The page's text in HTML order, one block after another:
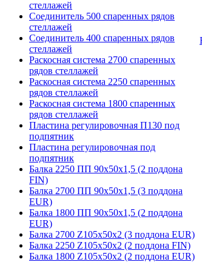
стеллажей
Соединитель 500 спаренных рядов
стеллажей
Соединитель 400 спаренных рядов
стеллажей
Раскосная система 2700 спаренных
рядов стеллажей
Раскосная система 2250 спаренных
рядов стеллажей
Раскосная система 1800 спаренных
рядов стеллажей
Пластина регулировочная П130 под
подпятник
Пластина регулировочная под
подпятник
Балка 2250 ПП 90х50х1,5 (2 поддона
FIN)
Балка 2700 ПП 90х50х1,5 (3 поддона
EUR)
Балка 1800 ПП 90х50х1,5 (2 поддона
EUR)
Балка 2700 Z105х50х2 (3 поддона EUR)
Балка 2250 Z105х50х2 (2 поддона FIN)
Балка 1800 Z105х50х2 (2 поддона EUR)